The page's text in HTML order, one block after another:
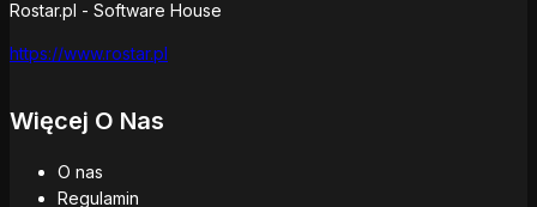
Rostar.pl - Software House
https://www.rostar.pl
Więcej O Nas
O nas
Regulamin